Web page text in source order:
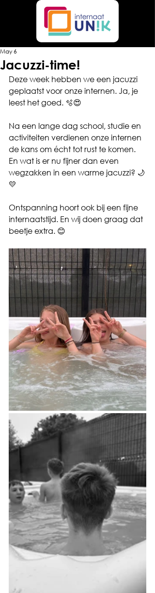
Jacuzzi-time!
May 6
Deze week hebben we een jacuzzi
geplaatst voor onze internen. Ja, je
leest het goed. 🫧😍
Na een lange dag school, studie en
activiteiten verdienen onze internen
de kans om écht tot rust te komen.
En wat is er nu fijner dan even
wegzakken in een warme jacuzzi? 🌙
💛
Ontspanning hoort ook bij een fijne
internaatstijd. En wij doen graag dat
beetje extra. 😊